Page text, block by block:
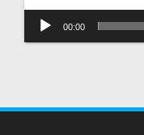
00:00